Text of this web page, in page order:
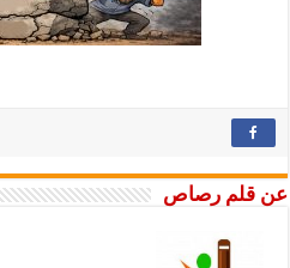
عن قلم رصاص